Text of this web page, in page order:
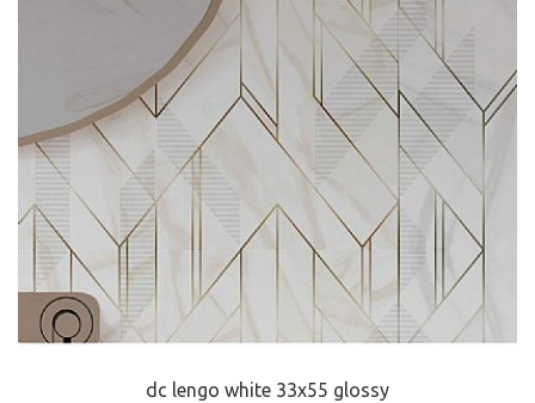
dc lengo white 33x55 glossy